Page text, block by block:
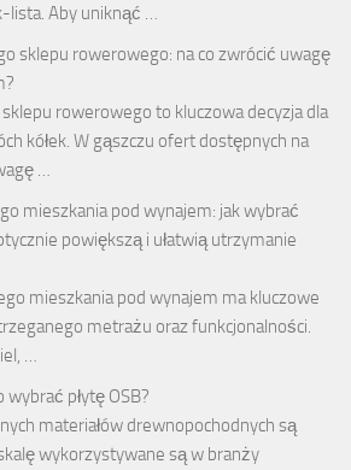
lista. Aby uniknąć …
sklepu rowerowego: na co zwrócić uwagę
rowerowego to kluczowa decyzja dla
kółek. W gąszczu ofert dostępnych na
…
mieszkania pod wynajem: jak wybrać
powiększą i ułatwią utrzymanie
mieszkania pod wynajem ma kluczowe
metrażu oraz funkcjonalności.
…
płytę OSB?
materiałów drewnopochodnych są
wykorzystywane są w branży